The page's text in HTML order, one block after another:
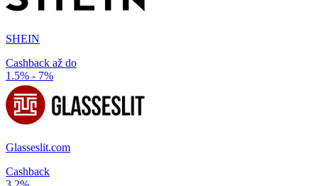
SHEIN
Cashback až do
1.5% - 7%
Glasseslit.com
Cashback